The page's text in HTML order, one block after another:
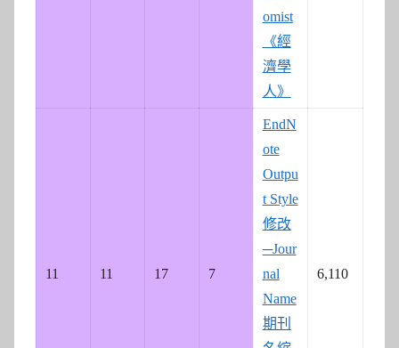
omist
《經
濟學
人》
11 11 17 7
EndN
ote
Outpu
t Style
修改
─Jour
nal
Name
期刊
6,110